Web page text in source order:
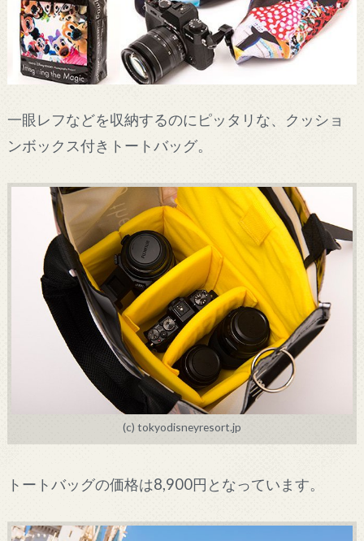
一眼レフなどを収納するのにピッタリな、クッショ
ンボックス付きトートバッグ。
(c) tokyodisneyresort.jp
トートバッグの価格は8,900円となっています。